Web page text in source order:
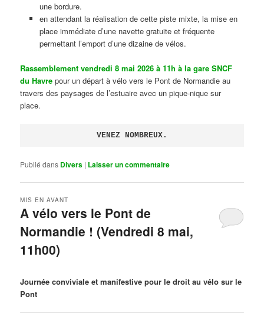
une bordure.
en attendant la réalisation de cette piste mixte, la mise en
place immédiate d’une navette gratuite et fréquente
permettant l’emport d’une dizaine de vélos.
Rassemblement vendredi 8 mai 2026 à 11h à la gare SNCF
du Havre pour un départ à vélo vers le Pont de Normandie au
travers des paysages de l’estuaire avec un pique-nique sur
place.
VENEZ NOMBREUX.
Publié dans Divers | Laisser un commentaire
A vélo vers le Pont de
Normandie ! (Vendredi 8 mai,
11h00)
MIS EN AVANT
Journée conviviale et manifestive pour le droit au vélo sur le
Pont